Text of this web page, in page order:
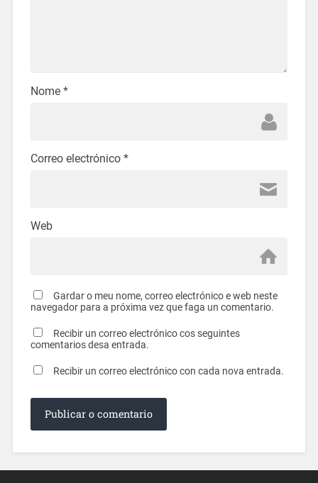
Nome *
Correo electrónico *
Web
Gardar o meu nome, correo electrónico e web neste
navegador para a próxima vez que faga un comentario.
Recibir un correo electrónico cos seguintes
comentarios desa entrada.
Recibir un correo electrónico con cada nova entrada.